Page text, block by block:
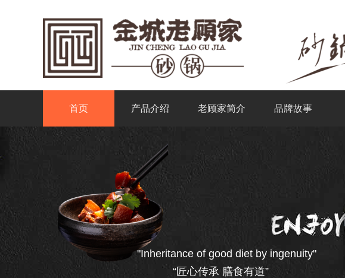
首页 产品介绍 老顾家简介 品牌故事
"Inheritance of good diet by ingenuity"
“匠心传承 膳食有道”